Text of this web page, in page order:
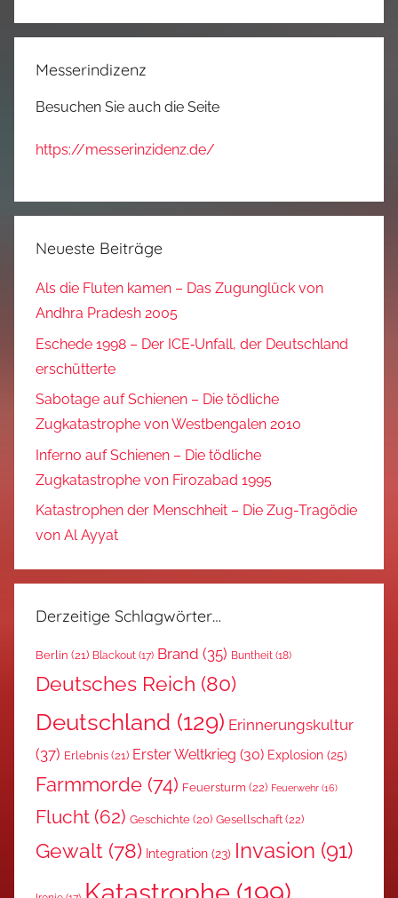
Messerindizenz
Besuchen Sie auch die Seite
https://messerinzidenz.de/
Neueste Beiträge
Als die Fluten kamen – Das Zugunglück von
Andhra Pradesh 2005
Eschede 1998 – Der ICE‑Unfall, der Deutschland
erschütterte
Sabotage auf Schienen – Die tödliche
Zugkatastrophe von Westbengalen 2010
Inferno auf Schienen – Die tödliche
Zugkatastrophe von Firozabad 1995
Katastrophen der Menschheit – Die Zug-Tragödie
von Al Ayyat
Derzeitige Schlagwörter…
Berlin (21) Blackout (17) Brand (35) Buntheit (18)
Deutsches Reich (80)
Deutschland (129) Erinnerungskultur
(37) Erlebnis (21) Erster Weltkrieg (30) Explosion (25)
Farmmorde (74) Feuersturm (22) Feuerwehr (16)
Flucht (62) Geschichte (20) Gesellschaft(22)
Gewalt (78) Integration (23) Invasion (91)